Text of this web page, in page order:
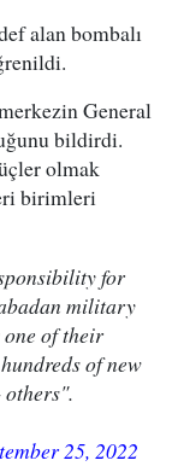
alan bombalı
General
bildirdi.
olmak
birimleri
for
military
one of their
of new
25, 2022